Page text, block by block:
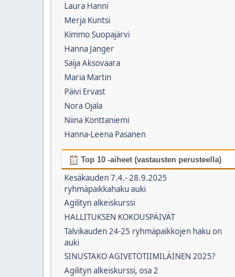
Laura Hanni
Merja Kuntsi
Kimmo Suopajärvi
Hanna Janger
Saija Aksovaara
Maria Martin
Päivi Ervast
Nora Ojala
Niina Konttaniemi
Hanna-Leena Pasanen
Top 10 -aiheet (vastausten perusteella)
Kesäkauden 7.4.- 28.9.2025
ryhmäpaikkahaku auki
Agilityn alkeiskurssi
HALLITUKSEN KOKOUSPÄIVÄT
Talvikauden 24-25 ryhmäpaikkojen haku on
auki
SINUSTAKO AGIVETOTIIMILÄINEN 2025?
Agilityn alkeiskurssi, osa 2